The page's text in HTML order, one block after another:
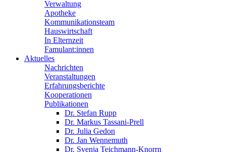
Verwaltung
Apotheke
Kommunikationsteam
Hauswirtschaft
In Elternzeit
Famulant:innen
Aktuelles
Nachrichten
Veranstaltungen
Erfahrungsberichte
Kooperationen
Publikationen
Dr. Stefan Rupp
Dr. Markus Tassani-Prell
Dr. Julia Gedon
Dr. Jan Wennemuth
Dr. Svenja Teichmann-Knorrn